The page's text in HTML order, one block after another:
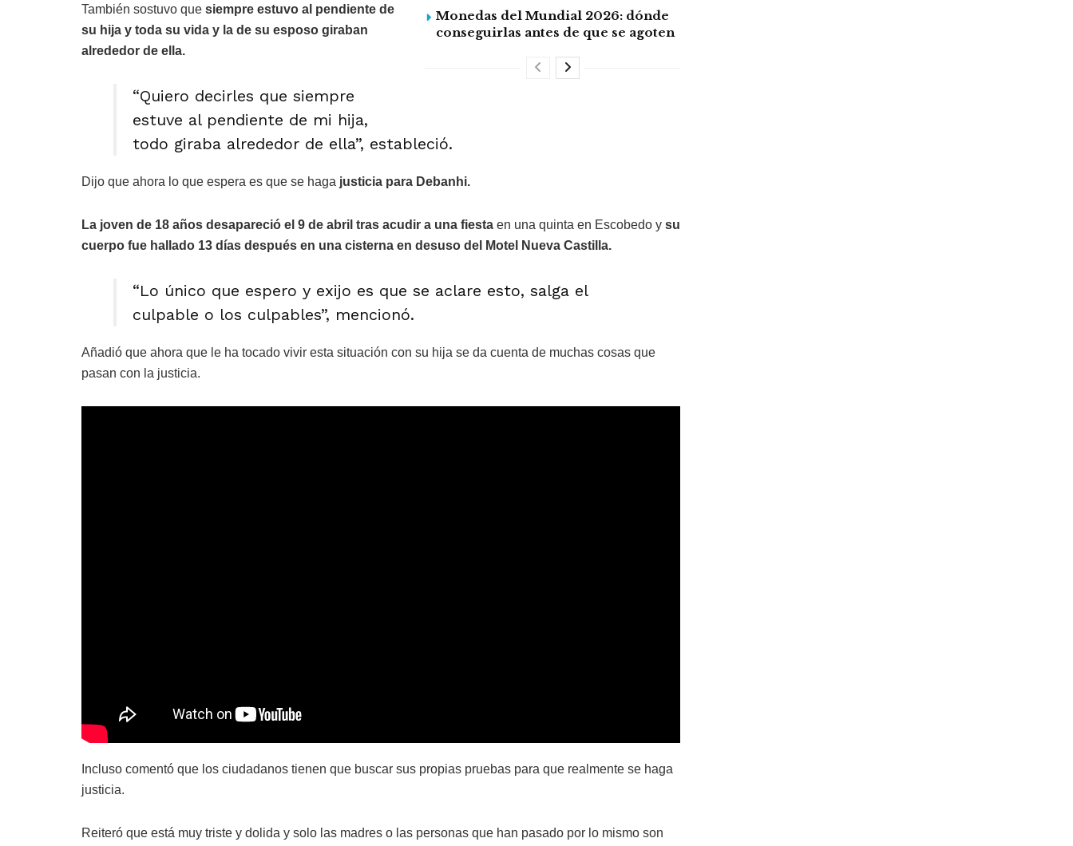
Monedas del Mundial 2026: dónde
conseguirlas antes de que se agoten
También sostuvo que siempre estuvo al pendiente de
su hija y toda su vida y la de su esposo giraban
alrededor de ella.
“Quiero decirles que siempre
estuve al pendiente de mi hija,
todo giraba alrededor de ella”, estableció.
Dijo que ahora lo que espera es que se haga justicia para Debanhi.
La joven de 18 años desapareció el 9 de abril tras acudir a una fiesta en una quinta en Escobedo y su
cuerpo fue hallado 13 días después en una cisterna en desuso del
Motel Nueva Castilla.
“Lo único que espero y exijo es que se aclare esto, salga el
culpable o los culpables”, mencionó.
Añadió que ahora que le ha tocado vivir esta situación con su hija se da cuenta de muchas cosas que
pasan con la justicia.
Incluso comentó que los ciudadanos tienen que buscar sus propias pruebas para que realmente se haga
justicia.
Reiteró que está muy triste y dolida y solo las madres o las personas que han pasado por lo mismo son